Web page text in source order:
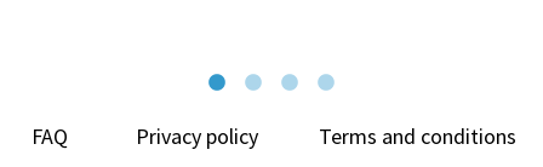
FAQ Privacy policy Terms and conditions